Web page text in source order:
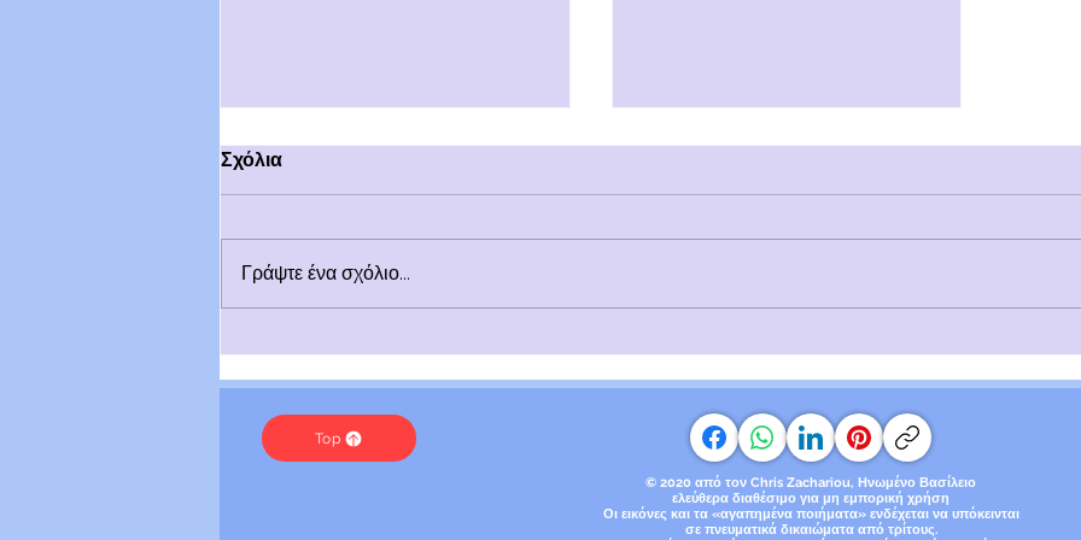
Λέξεις | Τοξική Αγάπη
Σχόλια
Γράψτε ένα σχόλιο...
Top
© 2020 από τον Chris Zachariou, Ηνωμένο Βασίλειο
ελεύθερα διαθέσιμο για μη εμπορική χρήση
Οι εικόνες και τα «αγαπημένα ποιήματα» ενδέχεται να υπόκεινται
σε πνευματικά δικαιώματα από τρίτους.